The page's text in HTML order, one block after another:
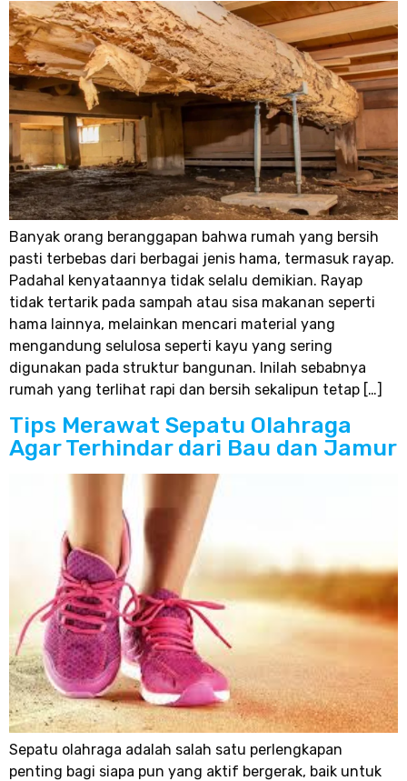
Banyak orang beranggapan bahwa rumah yang bersih
pasti terbebas dari berbagai jenis hama, termasuk rayap.
Padahal kenyataannya tidak selalu demikian. Rayap
tidak tertarik pada sampah atau sisa makanan seperti
hama lainnya, melainkan mencari material yang
mengandung selulosa seperti kayu yang sering
digunakan pada struktur bangunan. Inilah sebabnya
rumah yang terlihat rapi dan bersih sekalipun tetap […]
Tips Merawat Sepatu Olahraga
Agar Terhindar dari Bau dan Jamur
Sepatu olahraga adalah salah satu perlengkapan
penting bagi siapa pun yang aktif bergerak, baik untuk